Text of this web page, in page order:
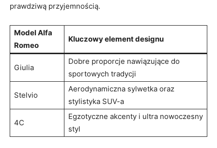
prawdziwą przyjemnością.
Model Alfa
Romeo
Kluczowy element ‍designu
Giulia
Dobre ⁤proporcje‌ nawiązujące​ do
sportowych tradycji
Stelvio
Aerodynamiczna sylwetka oraz
stylistyka SUV-a
4C
Egzotyczne akcenty i ultra nowoczesny
‍styl